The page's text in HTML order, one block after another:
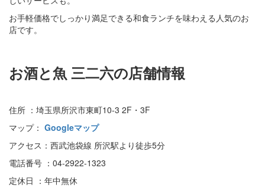
お手軽価格でしっかり満足できる和食ランチを味わえる人気のお
店です。
お酒と魚 三二六の店舗情報
住所 ：埼玉県所沢市東町10-3 2F・3F
マップ： Googleマップ
アクセス：西武池袋線 所沢駅より徒歩5分
電話番号 ：04-2922-1323
定休日 ：年中無休